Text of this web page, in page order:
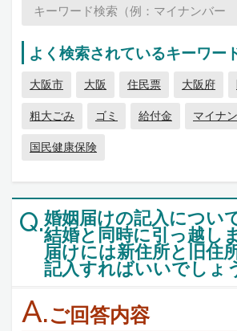
よく検索されているキーワー
大阪市 大阪 住民票 大阪府
粗大ごみ
ゴミ 給付金
マイナ
国民健康保険
Q.婚姻届けの記入につい
結婚と同時に引っ越し
届けには新住所と旧住
記入すればいいでしょ
A.ご回答内容